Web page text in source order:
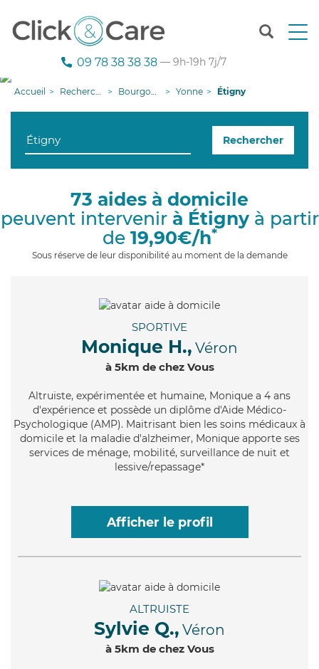
T
n
g
i
09 78 38 38 38 — 9h-19h 7j/7
Accueil Recherche aide à domicile Bourgogne-Franche-Comté Yonne Étigny
Rechercher
73 aides à domicile
peuvent intervenir à Étignyà partir
de 19,90€/h*
Sous réserve de leur disponibilité au moment de la demande
SPORTIVE
Monique H., Véron
à 5km de chez Vous
Altruiste, expérimentée et humaine, Monique a 4 ans
d'expérience et possède un diplôme d'Aide Médico-
Psychologique (AMP). Maitrisant bien les soins médicaux à
domicile et la maladie d'alzheimer, Monique apporte ses
services de ménage, mobilité, surveillance de nuit et
lessive/repassage*
Afficher le profil
ALTRUISTE
Sylvie Q., Véron
à 5km de chez Vous